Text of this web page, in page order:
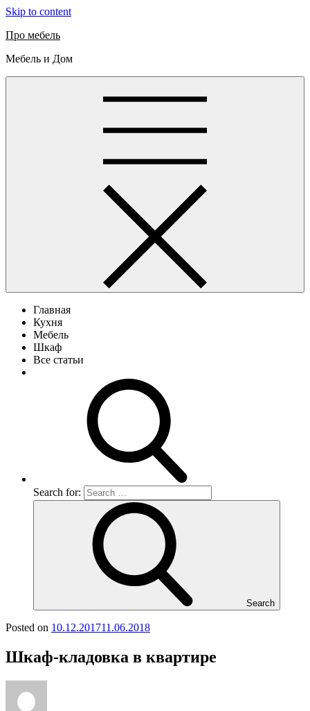
Skip to content
Про мебель
Мебель и Дом
Главная
Кухня
Мебель
Шкаф
Все статьи
Search for:
Search
Posted on 10.12.201711.06.2018
Шкаф-кладовка в квартире